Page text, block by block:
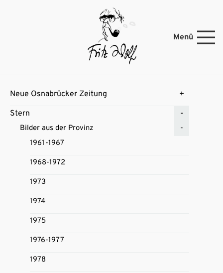
Menü
Neue Osnabrücker Zeitung
Stern
Bilder aus der Provinz
1961-1967
1968-1972
1973
1974
1975
1976-1977
1978